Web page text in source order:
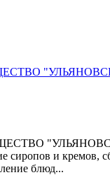
"УЛЬЯНОВСКИЙ
сиропов и кремов,
блюд...